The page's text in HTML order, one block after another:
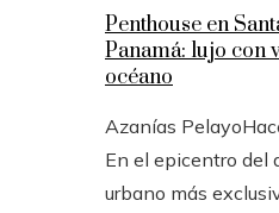
Penthouse en
Panamá: lujo con
océano
Azanías Pelayo
En el epicentro del
urbano más